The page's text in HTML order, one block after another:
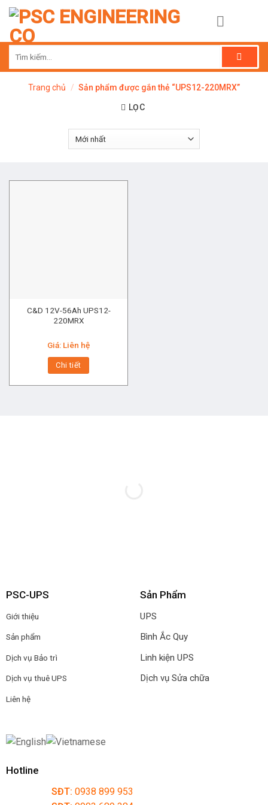
Skip
content
kiếm:
Trang chủ / Sản phẩm được gắn thẻ “UPS12-220MRX”
LỌC
C&D 12V-56Ah UPS12-
220MRX
Giá: Liên hệ
Chi tiết
PSC-UPS
Giới thiệu
Sản phẩm
Dịch vụ Bảo trì
Dịch vụ thuê UPS
Liên hệ
Sản Phẩm
UPS
Bình Ắc Quy
Linh kiện UPS
Dịch vụ Sửa chữa
Hotline
SĐT: 0938 899 953